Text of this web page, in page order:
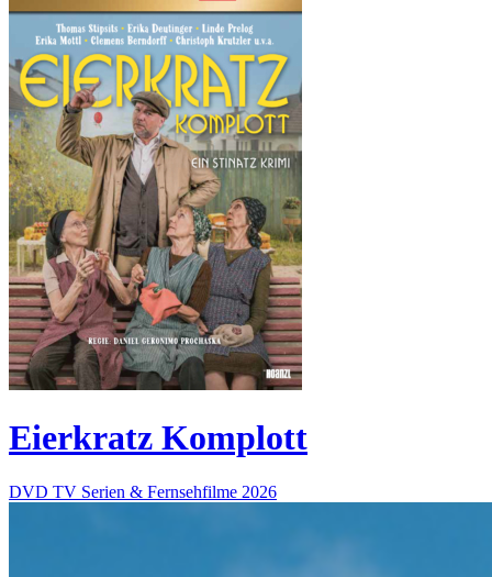
Eierkratz Komplott
DVD TV Serien & Fernsehfilme 2026